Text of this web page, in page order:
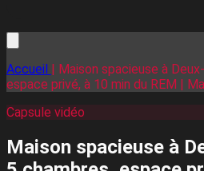
Accueil | Maison spacieuse à
espace privé, à 10 min du REM |
Capsule vidéo
Maison spacieuse à